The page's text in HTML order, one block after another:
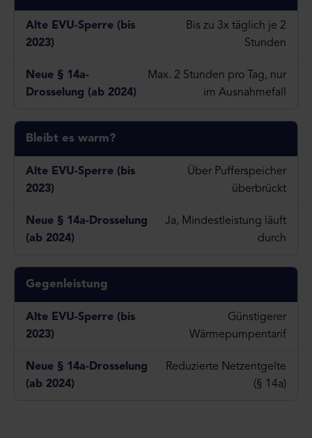
Bis zu 3x täglich je 2
Stunden
Max. 2 Stunden pro Tag, nur
im Ausnahmefall
Bleibt es warm?
Über Pufferspeicher
überbrückt
Ja, Mindestleistung läuft
durch
Gegenleistung
Günstigerer
Wärmepumpentarif
Reduzierte Netzentgelte
(§ 14a)